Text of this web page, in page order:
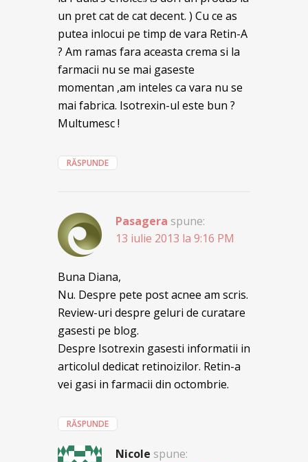
un pret cat de cat decent. ) Cu ce as
putea inlocui pe timp de vara Retin-A
? Am ramas fara aceasta crema si la
farmacii nu se mai gaseste
momentan ,am inteles ca vara nu se
mai fabrica. Isotrexin-ul este bun ?
Multumesc !
RĂSPUNDE
Pasagera spune:
13 iulie 2013 la 9:16 PM
Buna Diana,
Nu. Despre pete post acnee am scris.
Review-uri despre geluri de curatare
gasesti pe blog.
Despre Isotrexin gasesti informatii in
articolul dedicat retinoizilor. Retin-a
vei gasi in farmacii din octombrie.
RĂSPUNDE
Nicole spune: